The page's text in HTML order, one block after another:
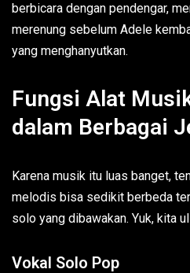
berbicara dengan pendengar,
merenung sebelum Adele
yang menghanyutkan.
Fungsi Alat
dalam Berbagai
Karena musik itu luas banget,
melodis bisa sedikit berbeda
solo yang dibawakan. Yuk, kita
Vokal Solo Pop